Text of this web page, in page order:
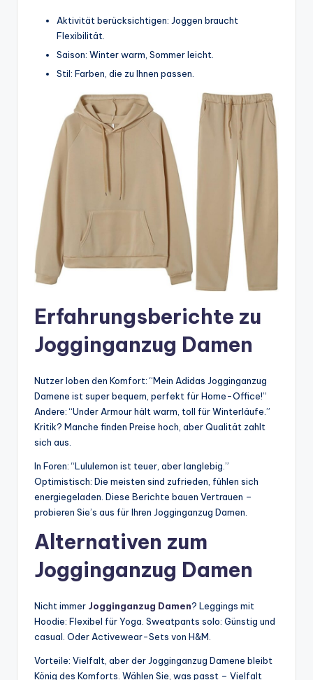
Aktivität berücksichtigen: Joggen braucht
Flexibilität.
Saison: Winter warm, Sommer leicht.
Stil: Farben, die zu Ihnen passen.
Erfahrungsberichte zu
Jogginganzug Damen
Nutzer loben den Komfort: “Mein Adidas Jogginganzug
Damene ist super bequem, perfekt für Home-Office!”
Andere: “Under Armour hält warm, toll für Winterläufe.”
Kritik? Manche finden Preise hoch, aber Qualität zahlt
sich aus.
In Foren: “Lululemon ist teuer, aber langlebig.”
Optimistisch: Die meisten sind zufrieden, fühlen sich
energiegeladen. Diese Berichte bauen Vertrauen –
probieren Sie’s aus für Ihren Jogginganzug Damen.
Alternativen zum
Jogginganzug Damen
Nicht immer Jogginganzug Damen? Leggings mit
Hoodie: Flexibel für Yoga. Sweatpants solo: Günstig und
casual. Oder Activewear-Sets von H&M.
Vorteile: Vielfalt, aber der Jogginganzug Damene bleibt
König des Komforts. Wählen Sie, was passt – Vielfalt